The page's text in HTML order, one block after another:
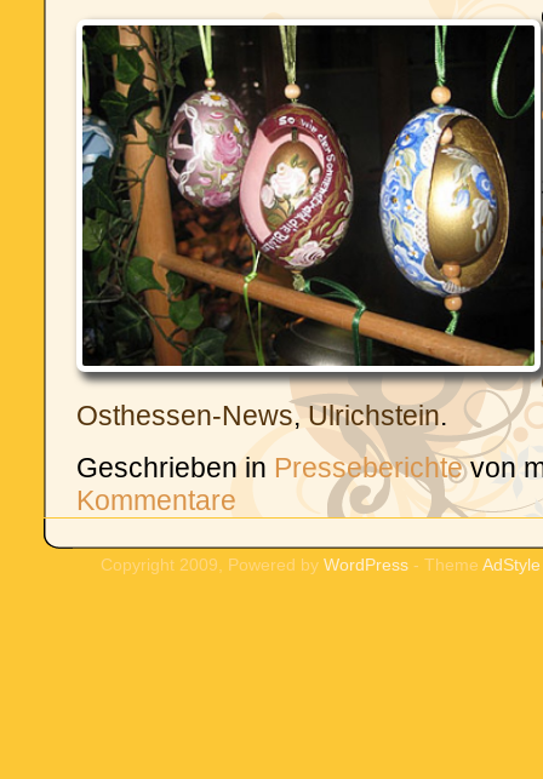
Osthessen-News,Ulrichstein.
Geschrieben in Presseberichtevon
Kommentare
Copyright 2009, Powered by WordPress - Theme AdStyle